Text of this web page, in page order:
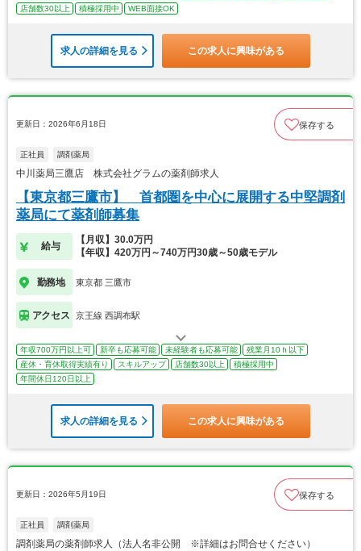
店舗数30以上
積極採用中 WEB面接OK
求人の詳細を見る この求人に興味がある
更新日：2026年6月18日 保存する
正社員 調剤薬局
中川薬局三鷹店 株式会社グラムの薬剤師求人
【東京都三鷹市】 首都圏を中心に展開する中堅調剤
薬局にて薬剤師募集
給与
【月収】30.0万円
【年収】420万円～740万円30歳～50歳モデル
勤務地 東京都 三鷹市
アクセス 京王線 西調布駅
年収700万円以上可 新卒も応募可能 未経験者も応募可能
残業月10ｈ以下
産休・育休取得実績有り
スキルアップ 店舗数30以上
積極採用中
年間休日120日以上
求人の詳細を見る この求人に興味がある
更新日：2026年5月19日 保存する
正社員 調剤薬局
調剤薬局の薬剤師求人（法人名非公開 ※詳細はお問合せください）